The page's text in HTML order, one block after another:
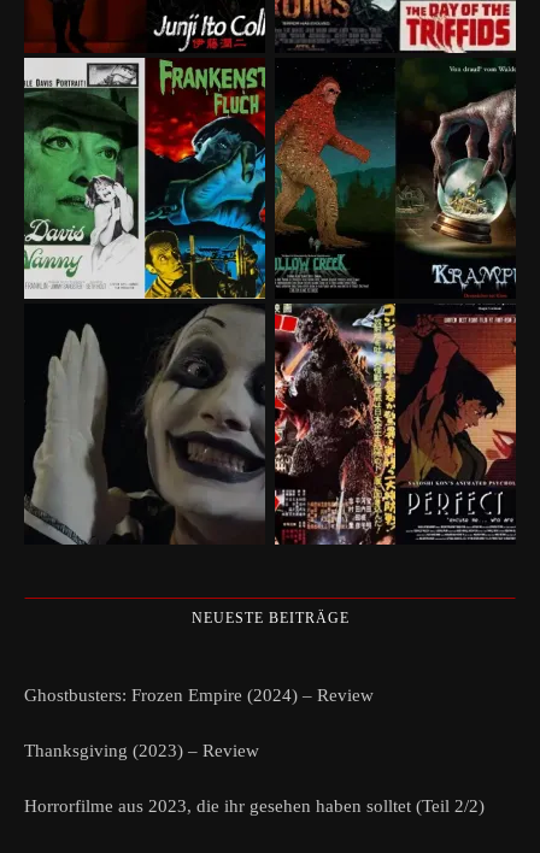
NEUESTE BEITRÄGE
Ghostbusters: Frozen Empire (2024) – Review
Thanksgiving (2023) – Review
Horrorfilme aus 2023, die ihr gesehen haben solltet (Teil 2/2)